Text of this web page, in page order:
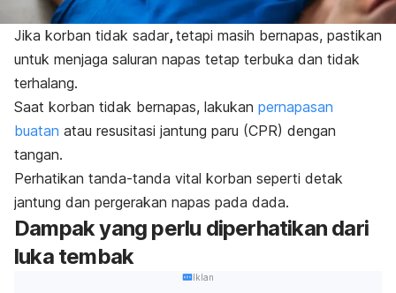
Jika korban tidak sadar, tetapi masih bernapas, pastikan
untuk menjaga saluran napas tetap terbuka dan tidak
terhalang.
Saat korban tidak bernapas, lakukan pernapasan
buatan atau resusitasi jantung paru (CPR) dengan
tangan.
Perhatikan tanda-tanda vital korban seperti detak
jantung dan pergerakan napas pada dada.
Dampak yang perlu diperhatikan dari
luka tembak
Iklan